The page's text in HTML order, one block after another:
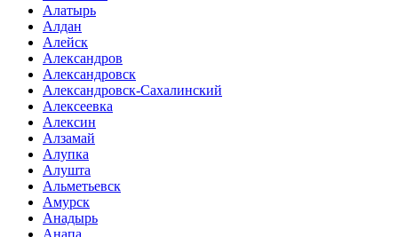
Алатырь
Алдан
Алейск
Александров
Александровск
Александровск-Сахалинский
Алексеевка
Алексин
Алзамай
Алупка
Алушта
Альметьевск
Амурск
Анадырь
Анапа